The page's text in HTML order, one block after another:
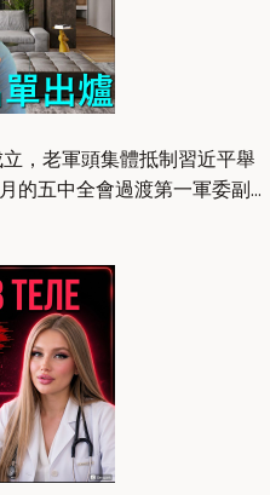
，老軍頭集體抵制習近平舉
的五中全會過渡第一軍委副…